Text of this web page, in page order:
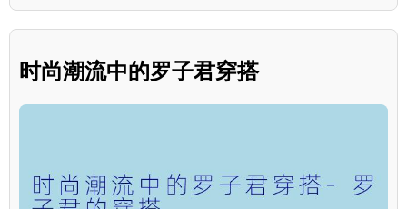
时尚潮流中的罗子君穿搭